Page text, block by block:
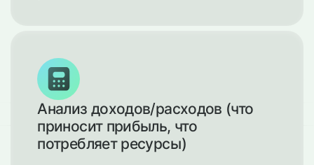
Анализ доходов/расходов (что
приносит прибыль, что
потребляет ресурсы)